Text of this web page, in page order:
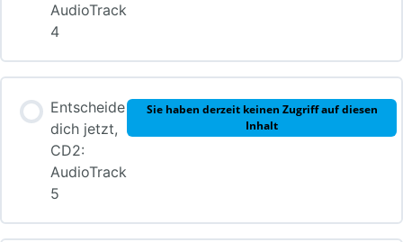
AudioTrack
4
Entscheide
dich jetzt,
CD2:
AudioTrack
5
Sie haben derzeit keinen Zugriff auf diesen
Inhalt